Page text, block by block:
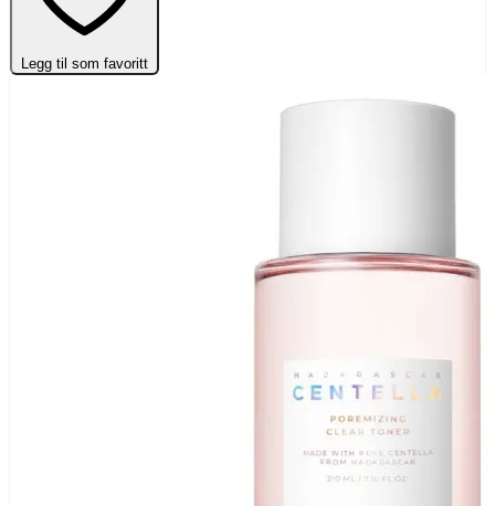
Legg til som favoritt